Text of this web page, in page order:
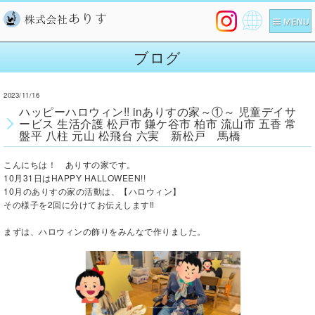
ブログ
2023/11/16
ハッピーハロウィン!! inありすの家～①～ 児童デイサ
ービス 生活介護 松戸市 鎌ケ谷市 柏市 流山市 五香 常
盤平 八柱 元山 松飛台 六実 新松戸 馬橋
こんにちは！ ありすの家です。
10月31 日はHAPPY HALLOWEEN!!
10月のありすの家の活動は、【ハロウィン】
その様子を2回に分けてお伝えします‼
まずは、ハロウィンの飾りをみんなで作りました。